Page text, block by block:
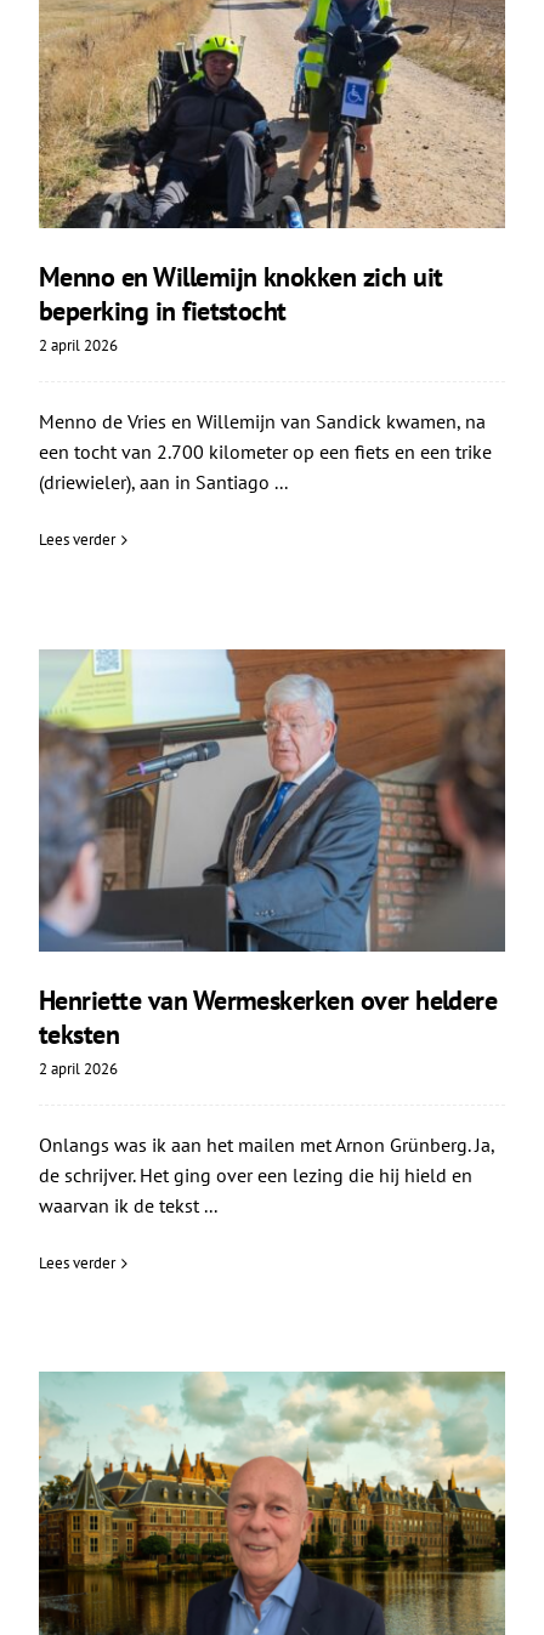
Menno en Willemijn knokken zich uit
beperking in fietstocht
2 april 2026
Menno de Vries en Willemijn van Sandick kwamen, na
een tocht van 2.700 kilometer op een fiets en een trike
(driewieler), aan in Santiago ...
Lees verder
Henriette van Wermeskerken over heldere
teksten
2 april 2026
Onlangs was ik aan het mailen met Arnon Grünberg. Ja,
de schrijver. Het ging over een lezing die hij hield en
waarvan ik de tekst ...
Lees verder